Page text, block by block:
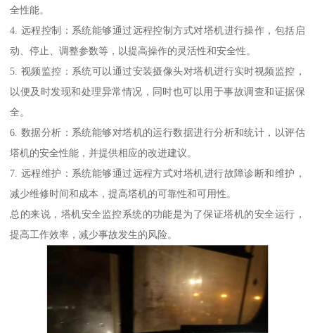
全性能。
4. 远程控制：系统能够通过远程控制方式对塔机进行操作，包括启
动、停止、调整参数等，以提高操作的灵活性和安全性。
5. 视频监控：系统可以通过安装摄像头对塔机进行实时视频监控，
以便及时发现和处理异常情况，同时也可以用于事故调查和证据保
全。
6. 数据分析：系统能够对塔机的运行数据进行分析和统计，以评估
塔机的安全性能，并提供相应的改进建议。
7. 远程维护：系统能够通过远程方式对塔机进行故障诊断和维护，
减少维修时间和成本，提高塔机的可靠性和可用性。
总的来说，塔机安全监控系统的功能是为了保证塔机的安全运行，
提高工作效率，减少事故发生的风险。